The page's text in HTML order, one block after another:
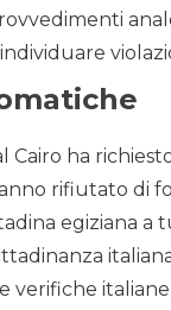
Cairo ha
rifiutato di
egiziana a
verifiche